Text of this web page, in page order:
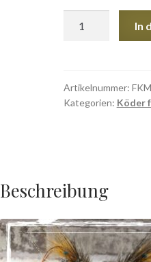
In
Artikelnummer:
Kategorien: Köder
Beschreibung